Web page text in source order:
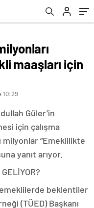
maaşları için
10:29
Güler’in
için çalışma
milyonlar “Emeklilikte
yanıt arıyor.
beklentiler
(TÜED) Başkanı